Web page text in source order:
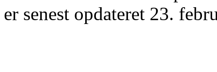
er senest opdateret 23.